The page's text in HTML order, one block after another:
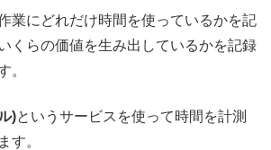
業にどれだけ時間を使っているかを記
くらの価値を生み出しているかを記録
。
)というサービスを使って時間を計測
す。